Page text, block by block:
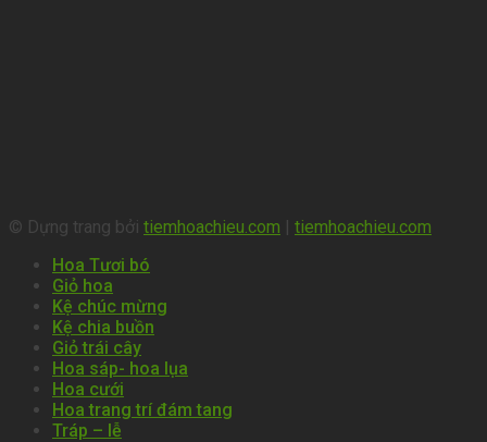
© Dựng trang bởi tiemhoachieu.com | tiemhoachieu.com
Hoa Tươi bó
Giỏ hoa
Kệ chúc mừng
Kệ chia buồn
Giỏ trái cây
Hoa sáp- hoa lụa
Hoa cưới
Hoa trang trí đám tang
Tráp – lễ